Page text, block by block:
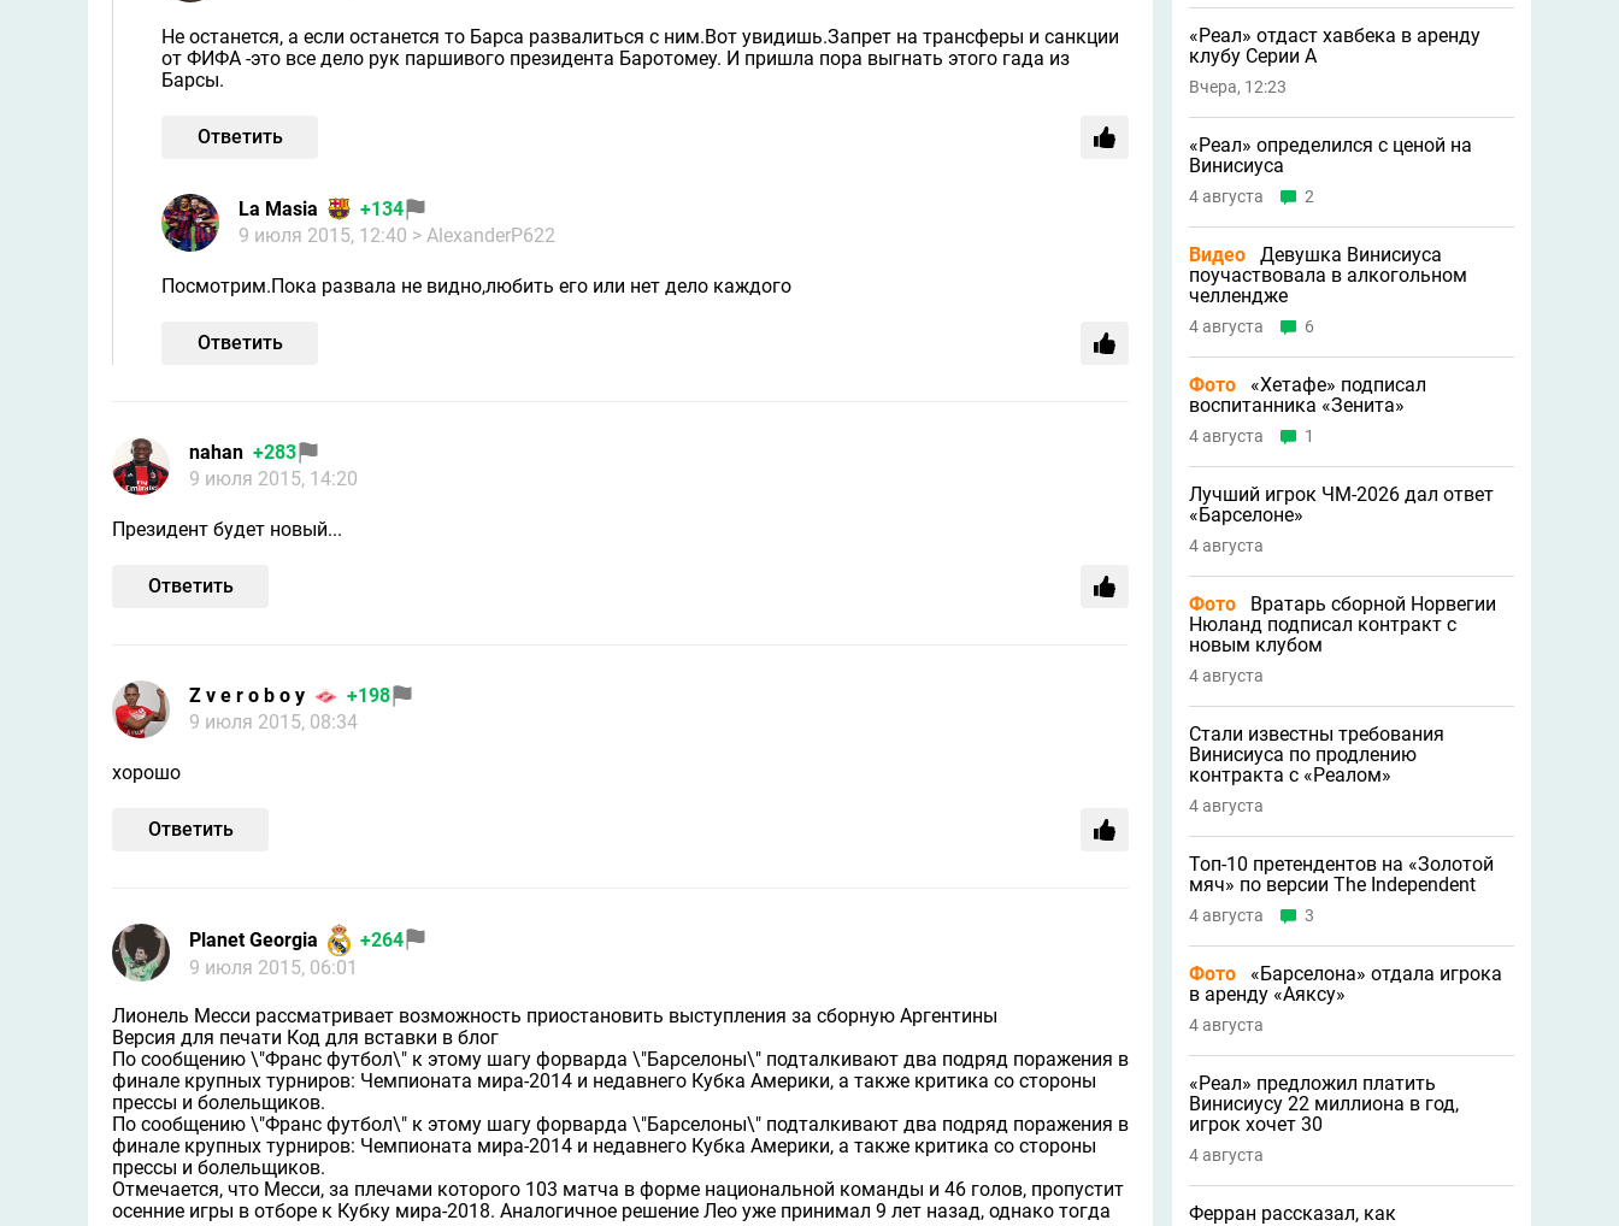
Не останется, а если останется то Барса развалиться с ним.Вот увидишь.Запрет на трансферы и санкции
от ФИФА -это все дело рук паршивого президента Баротомеу. И пришла пора выгнать этого гада из
Барсы.
Ответить
La Masia
+134
9 июля 2015, 12:40 > AlexanderP622
Посмотрим.Пока развала не видно,любить его или нет дело каждого
Ответить
nahan +283
9 июля 2015, 14:20
Президент будет новый...
Ответить
Z v e r o b o y
+198
9 июля 2015, 08:34
хорошо
Ответить
Planet Georgia
+264
9 июля 2015, 06:01
Лионель Месси рассматривает возможность приостановить выступления за сборную Аргентины
Версия для печати Код для вставки в блог
По сообщению \"Франс футбол\" к этому шагу форварда \"Барселоны\" подталкивают два подряд поражения в
финале крупных турниров: Чемпионата мира-2014 и недавнего Кубка Америки, а также критика со стороны
прессы и болельщиков.
По сообщению \"Франс футбол\" к этому шагу форварда \"Барселоны\" подталкивают два подряд поражения в
финале крупных турниров: Чемпионата мира-2014 и недавнего Кубка Америки, а также критика со стороны
прессы и болельщиков.
Отмечается, что Месси, за плечами которого 103 матча в форме национальной команды и 46 голов, пропустит
осенние игры в отборе к Кубку мира-2018. Аналогичное решение Лео уже принимал 9 лет назад, однако тогда
«Реал» отдаст хавбека в аренду
клубу Серии A
Вчера, 12:23
«Реал» определился с ценой на
Винисиуса
4 августа 2
Видео
Девушка Винисиуса
поучаствовала в алкогольном
челлендже
4 августа 6
Фото
«Хетафе» подписал
воспитанника «Зенита»
4 августа 1
Лучший игрок ЧМ-2026 дал ответ
«Барселоне»
4 августа
Фото
Вратарь сборной Норвегии
Нюланд подписал контракт с
новым клубом
4 августа
Стали известны требования
Винисиуса по продлению
контракта с «Реалом»
4 августа
Топ-10 претендентов на «Золотой
мяч» по версии The Independent
4 августа 3
Фото
«Барселона» отдала игрока
в аренду «Аяксу»
4 августа
«Реал» предложил платить
Винисиусу 22 миллиона в год,
игрок хочет 30
4 августа
Ферран рассказал, как